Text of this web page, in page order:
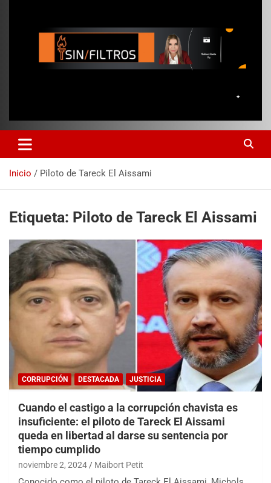
Inicio Piloto de Tareck El Aissami
Etiqueta: Piloto de Tareck El Aissami
CORRUPCIÓN DESTACADA JUSTICIA
Cuando el castigo a la corrupción chavista es
insuficiente: el piloto de Tareck El Aissami
queda en libertad al darse su sentencia por
tiempo cumplido
noviembre 2, 2024 Maibort Petit